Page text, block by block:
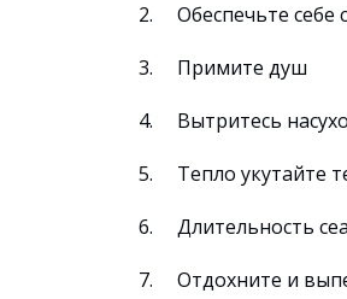
Обеспечьте
Примите душ
Вытритесь
Тепло укутайте
Длительность
Отдохните и